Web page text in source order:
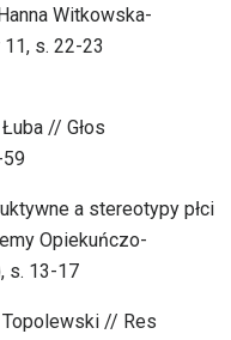
Witkowska-
s. 22-23
// Głos
a stereotypy płci
Opiekuńczo-
s. 13-17
// Res